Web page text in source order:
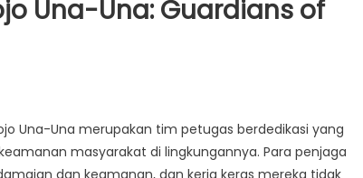
Una-Una: Guardians of
Una-Una merupakan tim petugas berdedikasi yang
masyarakat di lingkungannya. Para penjaga
dan keamanan, dan kerja keras mereka tidak